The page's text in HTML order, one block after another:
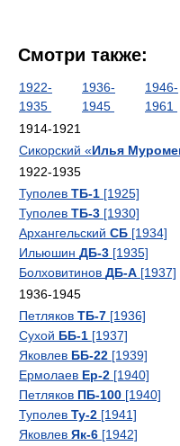
Смотри также:
1922-
1935
1936-
1945
1946-
1961
1914-1921
Сикорский «Илья
1922-1935
Туполев ТБ-1 [1925]
Туполев ТБ-3 [1930]
Архангельский СБ [1934]
Ильюшин ДБ-3 [1935]
Болховитинов ДБ-А [1937]
1936-1945
Петляков ТБ-7 [1936]
Сухой ББ-1 [1937]
Яковлев ББ-22 [1939]
Ермолаев Ер-2 [1940]
Петляков ПБ-100 [1940]
Туполев Ту-2 [1941]
Яковлев Як-6 [1942]